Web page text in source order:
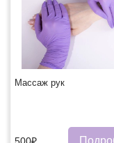
Массаж рук